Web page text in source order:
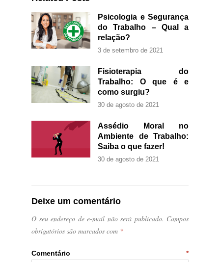
Psicologia e Segurança
do Trabalho – Qual a
relação?
3 de setembro de 2021
Fisioterapia do
Trabalho: O que é e
como surgiu?
30 de agosto de 2021
Assédio Moral no
Ambiente de Trabalho:
Saiba o que fazer!
30 de agosto de 2021
Deixe um comentário
O seu endereço de e-mail não será publicado. Campos
obrigatórios são marcados com *
Comentário *